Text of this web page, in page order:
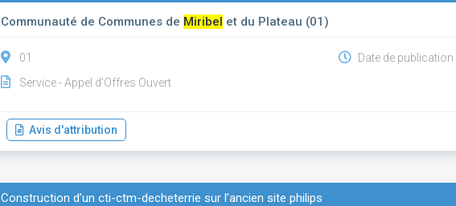
Communauté de Communes de Miribel et du Plateau (01)
01
Service - Appel d'Offres Ouvert
Date de publication
Avis d'attribution
Construction d’un cti-ctm-decheterrie sur l’ancien site philips